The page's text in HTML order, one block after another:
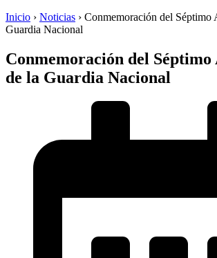
Inicio › Noticias › Conmemoración del Séptimo
Guardia Nacional
Conmemoración del
de la Guardia Nacional